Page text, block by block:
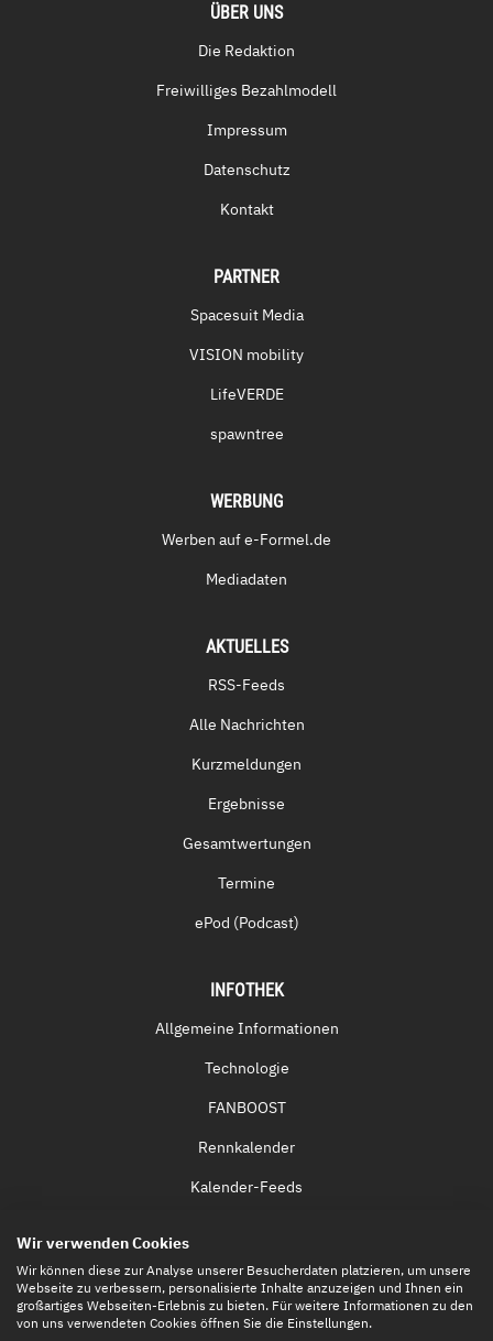
ÜBER UNS
Die Redaktion
Freiwilliges Bezahlmodell
Impressum
Datenschutz
Kontakt
PARTNER
Spacesuit Media
VISION mobility
LifeVERDE
spawntree
WERBUNG
Werben auf e-Formel.de
Mediadaten
AKTUELLES
RSS-Feeds
Alle Nachrichten
Kurzmeldungen
Ergebnisse
Gesamtwertungen
Termine
ePod (Podcast)
INFOTHEK
Allgemeine Informationen
Technologie
FANBOOST
Rennkalender
Kalender-Feeds
Eintrittskarten
Wir verwenden Cookies
Wir können diese zur Analyse unserer Besucherdaten platzieren, um unsere
Webseite zu verbessern, personalisierte Inhalte anzuzeigen und Ihnen ein
großartiges Webseiten-Erlebnis zu bieten. Für weitere Informationen zu den
von uns verwendeten Cookies öffnen Sie die Einstellungen.